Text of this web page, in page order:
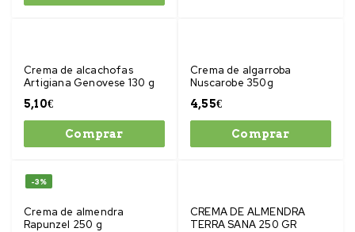
Crema de alcachofas
Artigiana Genovese 130 g
5,10€
Comprar
Crema de algarroba
Nuscarobe 350g
4,55€
Comprar
-3%
Crema de almendra
Rapunzel 250 g
CREMA DE ALMENDRA
TERRA SANA 250 GR